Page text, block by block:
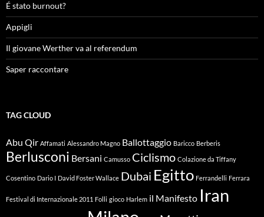
É stato burnout?
Appigli
Il giovane Werther va al referendum
Saper raccontare
TAG CLOUD
Abu Qir Affamati Alessandro Magno Ballottaggio Baricco Berberis
Berlusconi Bersani Camusso Ciclismo Colazione da Tiffany
Cosentino Dario I David Foster Wallace Dubai Egitto Ferrandelli Ferrara
Festival di Internazionale 2011 Folli gioco Harlem il Manifesto Iran